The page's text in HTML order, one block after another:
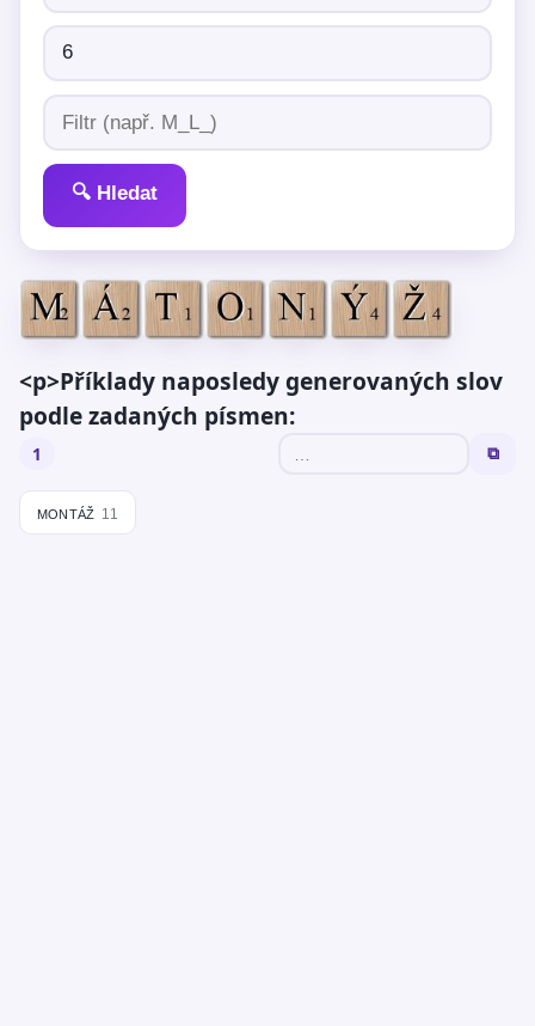
🔍 Hledat
<p>Příklady naposledy generovaných slov
podle zadaných písmen:
1 ⧉
montáž 11